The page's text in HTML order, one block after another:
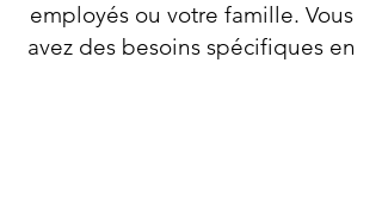
employés ou votre famille. Vous
avez des besoins spécifiques en